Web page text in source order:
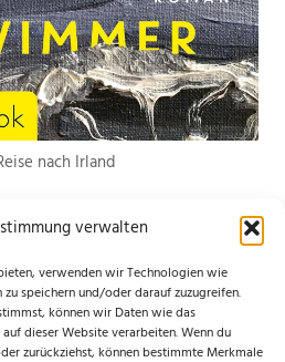
verwalten
verwenden wir Technologien wie
speichern und/oder darauf zuzugreifen.
können wir Daten wie das
dieser Website verarbeiten. Wenn du
zurückziehst, können bestimmte Merkmale
nach Irland
Wenn du etwas über den Link
Für dich entstehen keine